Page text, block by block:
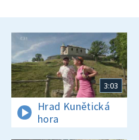
3:03
Hrad Kunětická
hora